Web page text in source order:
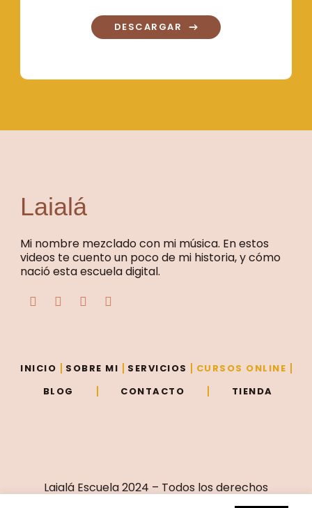
DESCARGAR
Laialá
Mi nombre mezclado con mi música. En estos
videos te cuento un poco de mi historia, y cómo
nació esta escuela digital.
a
c
k
w
i
r
o
u
n
s
a
INICIO SOBRE MI SERVICIOS
CURSOS ONLINE
BLOG
CONTACTO TIENDA
Laialá Escuela 2024 – Todos los derechos